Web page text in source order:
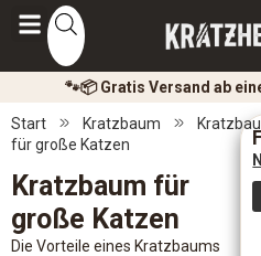
🐾📦 Gratis Versand ab
Start Kratzbaum
für große Katzen
Kratzbaum für
große Katzen
Die Vorteile eines Kratzbaums